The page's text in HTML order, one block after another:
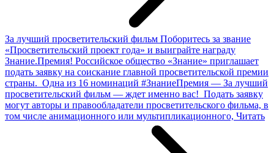
За лучший просветительский фильм Поборитесь за звание
«Просветительский проект года» и выиграйте награду
Знание.Премия! Российское общество «Знание» приглашает
подать заявку на соискание главной просветительской премии
страны. Одна из 16 номинаций #ЗнаниеПремия — За лучший
просветительский фильм — ждет именно вас! Подать заявку
могут авторы и правообладатели просветительского фильма, в
том числе анимационного или мультипликационного, Читать